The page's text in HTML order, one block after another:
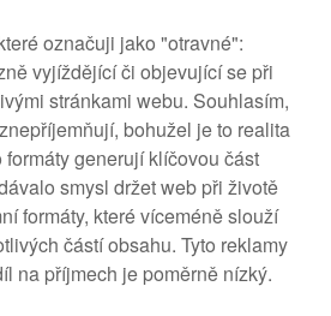
označuji jako "otravné":
vyjíždějící či objevující se při
stránkami webu. Souhlasím,
bohužel je to realita
formáty generují klíčovou část
smysl držet web při životě
formáty, které víceméně slouží
částí obsahu. Tyto reklamy
na příjmech je poměrně nízký.